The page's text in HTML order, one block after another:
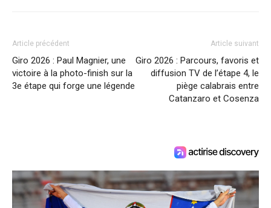
Article précédent
Giro 2026 : Paul Magnier, une
victoire à la photo-finish sur la
3e étape qui forge une légende
Article suivant
Giro 2026 : Parcours, favoris et
diffusion TV de l’étape 4, le
piège calabrais entre
Catanzaro et Cosenza